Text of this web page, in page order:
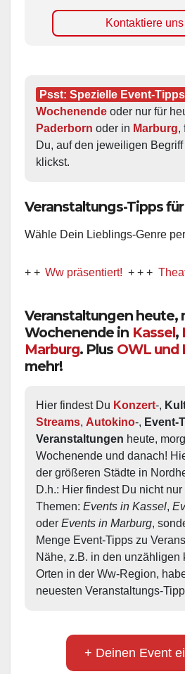
Kontaktiere
Psst: Spezielle Event-Tipps
Wochenende oder nur für
Paderborn oder in Marburg,
Du, auf den jeweiligen Begriff
klickst.
Veranstaltungs-Tipps
Wähle Dein Lieblings-Genre
Ww präsentiert! + + + Theater + +
Veranstaltungen heute,
Wochenende in Kassel,
Marburg. Plus OWL und
mehr!
Hier findest Du Konzert-,
Streams, Autokino-, Event-
Veranstaltungen heute,
Wochenende und danach!
der größeren Städte in
D.h.: Hier findest Du nicht
Themen: Events in Kassel,
oder Events in Marburg,
Menge Event-Tipps zu
Nähe, z.B. in den unzähligen
Orten in der Ww-Region,
neuesten Veranstaltungs-
+ Deinen Event